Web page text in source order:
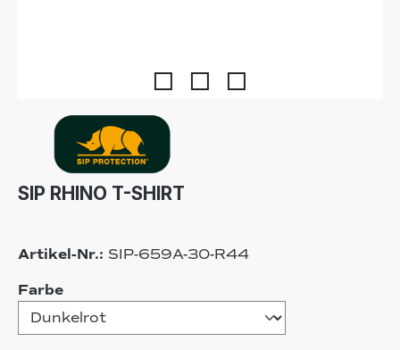
SIP RHINO T-SHIRT
Artikel-Nr.: SIP-659A-30-R44
Farbeauswählen